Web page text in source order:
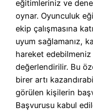
eğitimleriniz ve
oynar. Oyunculuk
ekip çalışmasına
uyum sağlamanız,
hareket
değerlendirilir. Bu
birer artı
görülen kişilerin
Başvurusu kabul